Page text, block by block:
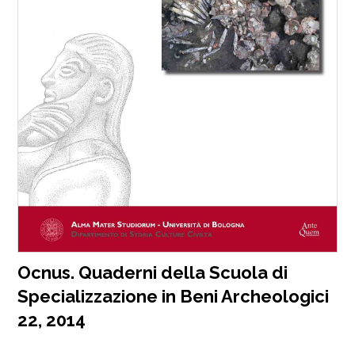
Ocnus. Quaderni della Scuola di
Specializzazione in Beni Archeologici
22, 2014